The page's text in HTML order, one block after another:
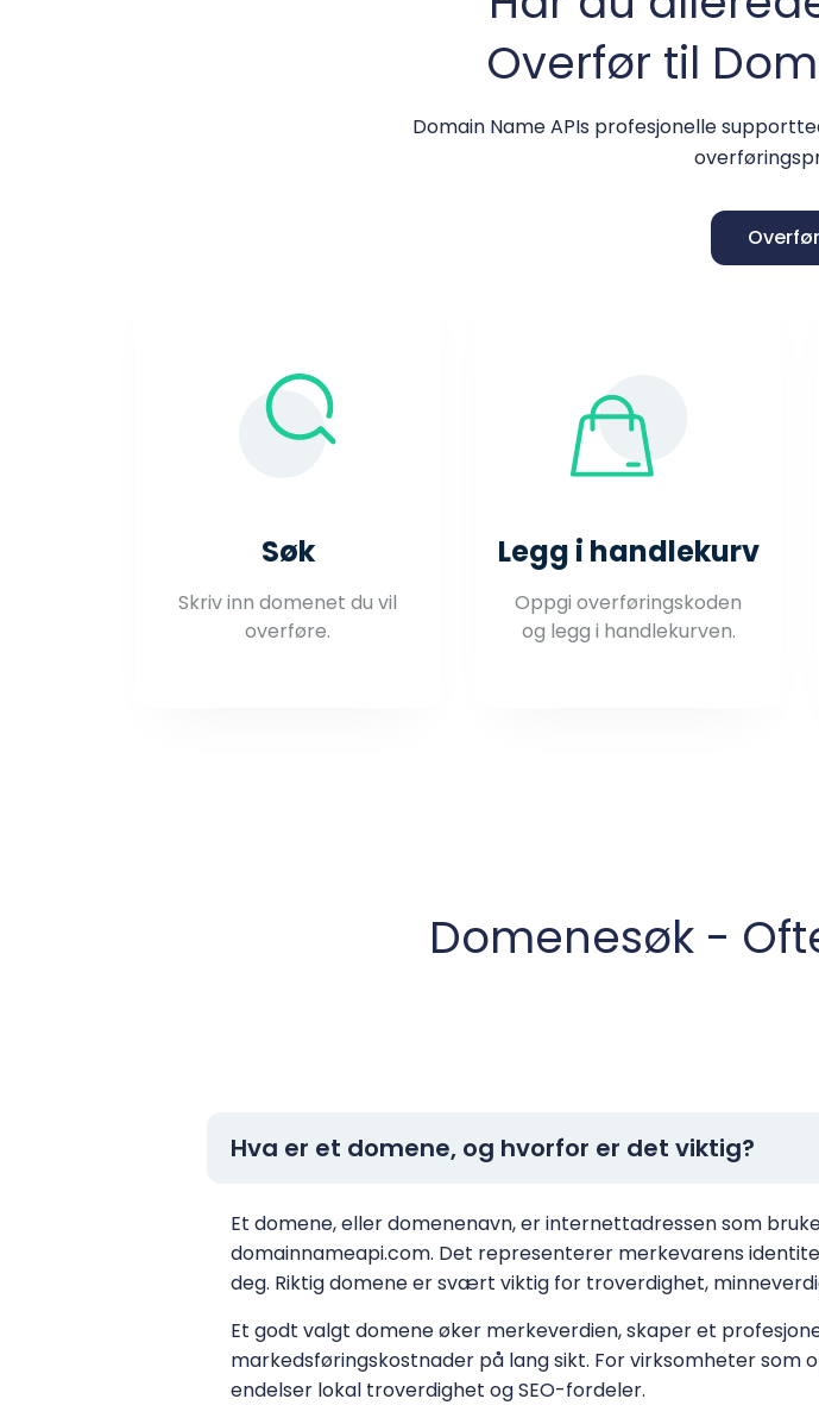
Overfør til
Domain Name APIs profesjonelle
Søk
Skriv inn domenet du vil
overføre.
Legg i handlekurv
Oppgi overføringskoden
og legg i handlekurven.
Domenesøk -
Hva er et domene, og hvorfor er det viktig?
Et domene, eller domenenavn, er internettadressen som
domainnameapi.com. Det representerer merkevarens
deg. Riktig domene er svært viktig for troverdighet,
Et godt valgt domene øker merkeverdien, skaper et
markedsføringskostnader på lang sikt. For virksomheter
endelser lokal troverdighet og SEO-fordeler.